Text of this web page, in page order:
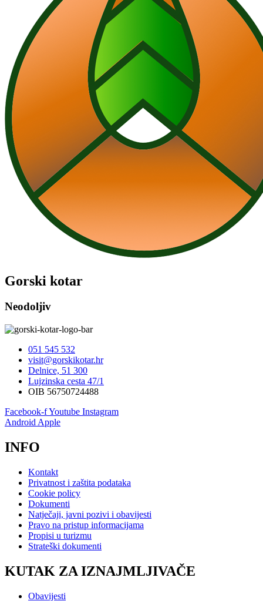
Gorski kotar
Neodoljiv
051 545 532
visit@gorskikotar.hr
Delnice, 51 300
Lujzinska cesta 47/1
OIB 56750724488
Facebook-fYoutube Instagram
Android Apple
INFO
Kontakt
Privatnost i zaštita podataka
Cookie policy
Dokumenti
Natječaji, javni pozivi i obavijesti
Pravo na pristup informacijama
Propisi u turizmu
Strateški dokumenti
KUTAK ZA IZNAJMLJIVAČE
Obavijesti